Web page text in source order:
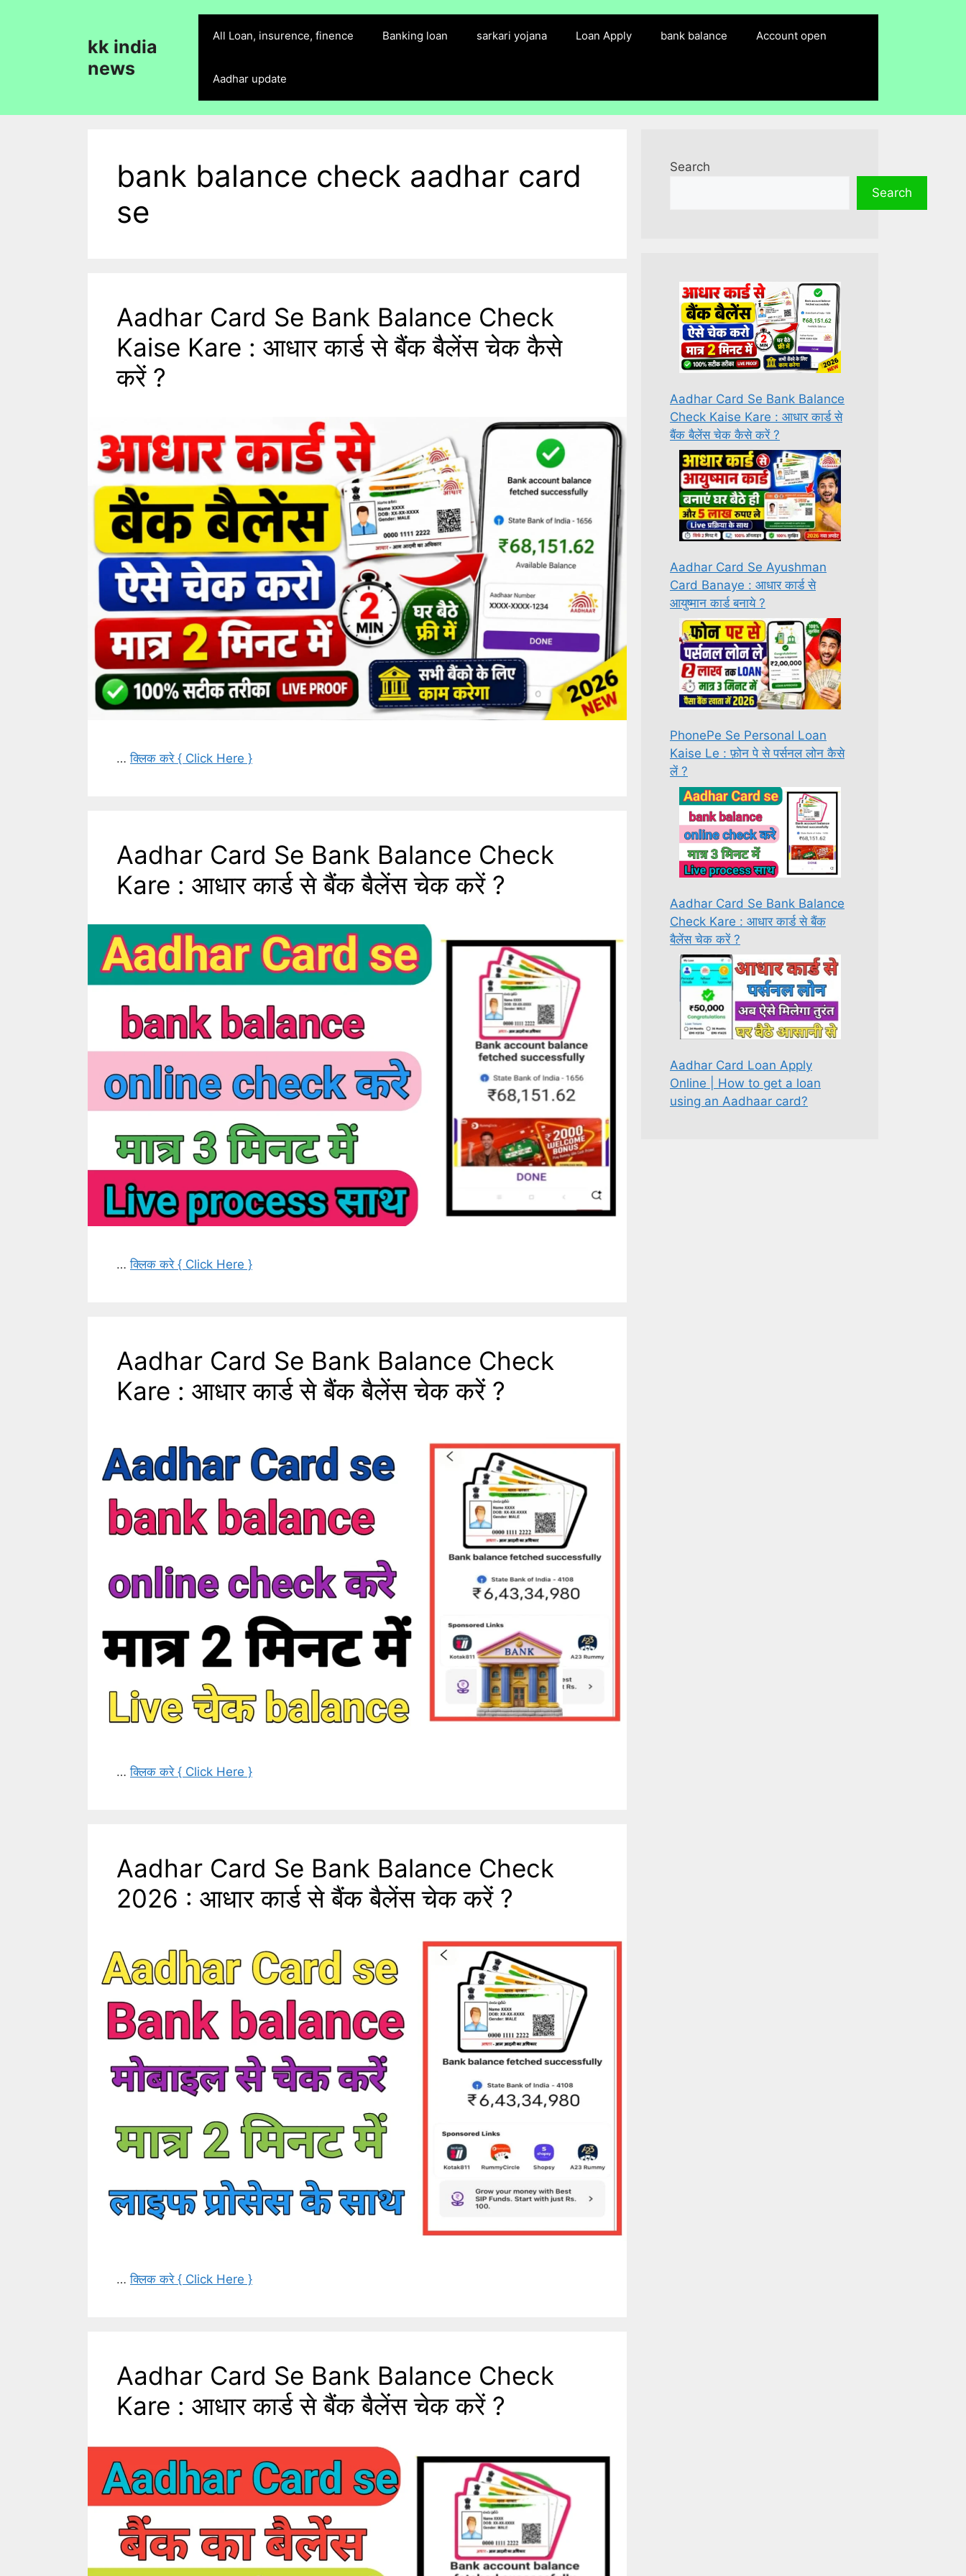
kk india
news
All Loan, insurence, finence Banking loan sarkari yojana Loan Apply bank balance Account open
Aadhar update
bank balance check aadhar card
se
Aadhar Card Se Bank Balance Check
Kaise Kare : आधार कार्ड से बैंक बैलेंस चेक कैसे
करें ?
…क्लिक करे { Click Here }
Aadhar Card Se Bank Balance Check
Kare : आधार कार्ड से बैंक बैलेंस चेक करें ?
…क्लिक करे { Click Here }
Aadhar Card Se Bank Balance Check
Kare : आधार कार्ड से बैंक बैलेंस चेक करें ?
…क्लिक करे { Click Here }
Aadhar Card Se Bank Balance Check
2026 : आधार कार्ड से बैंक बैलेंस चेक करें ?
…क्लिक करे { Click Here }
Aadhar Card Se Bank Balance Check
Kare : आधार कार्ड से बैंक बैलेंस चेक करें ?
Search
Search
Aadhar Card Se Bank Balance
Check Kaise Kare : आधार कार्ड से
बैंक बैलेंस चेक कैसे करें ?
Aadhar Card Se Ayushman
Card Banaye : आधार कार्ड से
आयुष्मान कार्ड बनाये ?
PhonePe Se Personal Loan
Kaise Le : फ़ोन पे से पर्सनल लोन कैसे
लें ?
Aadhar Card Se Bank Balance
Check Kare : आधार कार्ड से बैंक
बैलेंस चेक करें ?
Aadhar Card Loan Apply
Online | How to get a loan
using an Aadhaar card?